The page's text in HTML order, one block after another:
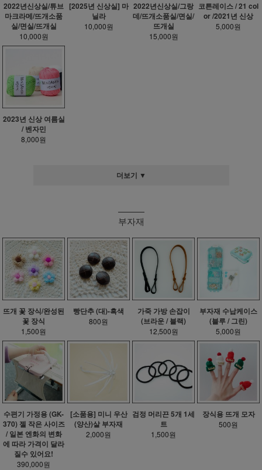
2022년신상실/튜브
마크라메/뜨개소품
실/면실/뜨개실
10,000원
[2025년 신상실] 마
닐라
10,000원
2022년신상실/그랑
데/뜨개소품실/면실/
뜨개실
15,000원
코튼레이스 / 21 col
or /2021년 신상
5,000원
2023년 신상 여름실
/ 벤자민
8,000원
더보기 ▼
부자재
뜨개 꽃 장식/완성된
꽃 장식
1,500원
빵단추 (대)-흑색
800원
가죽 가방 손잡이
(브라운 / 블랙)
12,500원
부자재 수납케이스
(블루 / 그린)
5,000원
수편기 가정용 (GK-
370) 젤 작은 사이즈
/ 일본 엔화의 변화
에 따라 가격이 달라
질수 있어요!
390,000원
[소품용] 미니 우산
(양산)살 부자재
2,000원
검정 머리끈 5개 1세
트
1,500원
장식용 뜨개 모자
500원